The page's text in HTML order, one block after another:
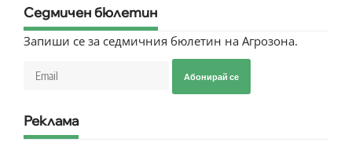
Седмичен бюлетин
Запиши се за седмичния бюлетин на Агрозона.
Абонирай се
Реклама